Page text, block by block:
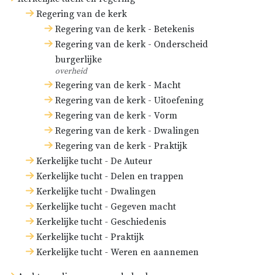
Regering van de kerk
Regering van de kerk - Betekenis
Regering van de kerk - Onderscheid
burgerlijke
overheid
Regering van de kerk - Macht
Regering van de kerk - Uitoefening
Regering van de kerk - Vorm
Regering van de kerk - Dwalingen
Regering van de kerk - Praktijk
Kerkelijke tucht - De Auteur
Kerkelijke tucht - Delen en trappen
Kerkelijke tucht - Dwalingen
Kerkelijke tucht - Gegeven macht
Kerkelijke tucht - Geschiedenis
Kerkelijke tucht - Praktijk
Kerkelijke tucht - Weren en aannemen